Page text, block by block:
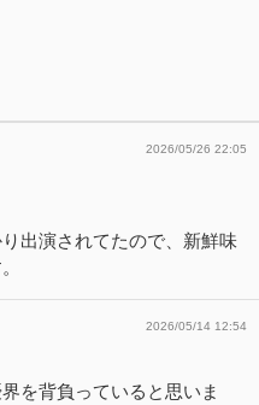
2026/05/26 22:05
出演されてたので、新鮮味
2026/05/14 12:54
を背負っていると思いま